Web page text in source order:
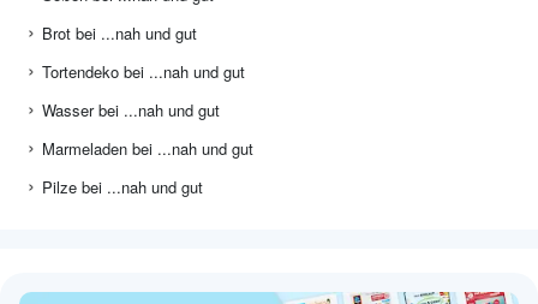
Brot bei ...nah und gut
Tortendeko bei ...nah und gut
Wasser bei ...nah und gut
Marmeladen bei ...nah und gut
Pilze bei ...nah und gut